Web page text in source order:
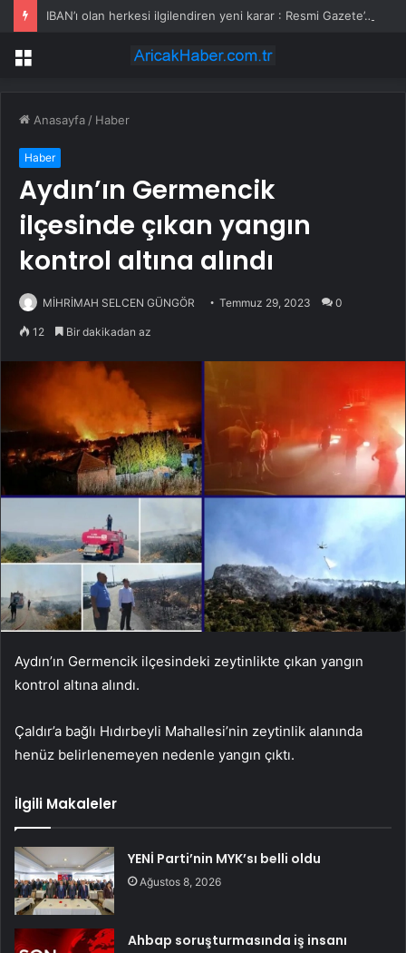
IBAN’ı olan herkesi ilgilendiren yeni karar : Resmi Gazete’de bugün yayımlandı
Menü
Anasayfa / Haber
Haber
Aydın’ın Germencik
ilçesinde çıkan yangın
kontrol altına alındı
MİHRİMAH SELCEN GÜNGÖR Temmuz 29, 2023 0
12 Bir dakikadan az
Aydın’ın Germencik ilçesindeki zeytinlikte çıkan yangın
kontrol altına alındı.
Çaldır’a bağlı Hıdırbeyli Mahallesi’nin zeytinlik alanında
henüz belirlenemeyen nedenle yangın çıktı.
İlgili Makaleler
YENİ Parti’nin MYK’sı belli oldu
Ağustos 8, 2026
Ahbap soruşturmasında iş insanı